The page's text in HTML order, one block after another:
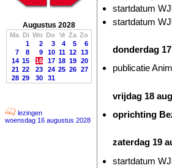
Augustus 2028
Ma Di Wo Do Vr Za Zo
1
2 3 4 5
6
7
8 9 10 11 12 13
14 15 16 17 18 19 20
21 22 23 24 25 26 27
28 29 30 31
lezingen
woensdag 16 augustus 2028
startdatum
startdatum
donderdag
publicatie
vrijdag 18
oprichting
zaterdag 19
startdatum